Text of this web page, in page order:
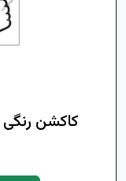
کاکشن رنگی